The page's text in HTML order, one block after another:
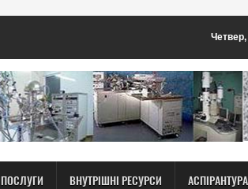
ПОСЛУГИ ВНУТРІШНІ РЕСУРСИ АСПІРАНТУРА